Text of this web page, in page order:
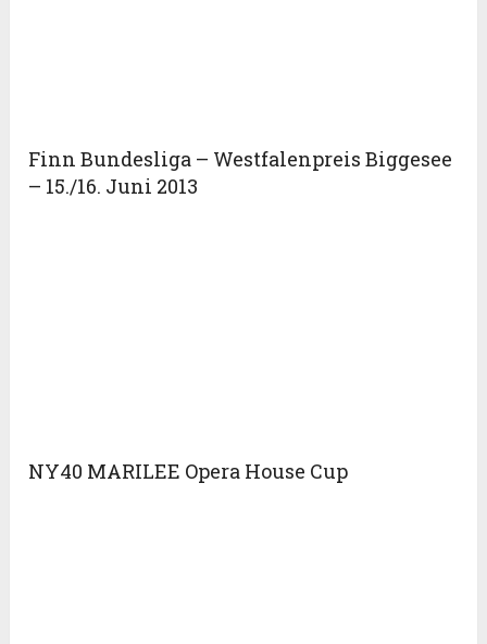
Finn Bundesliga – Westfalenpreis Biggesee
– 15./16. Juni 2013
NY40 MARILEE Opera House Cup